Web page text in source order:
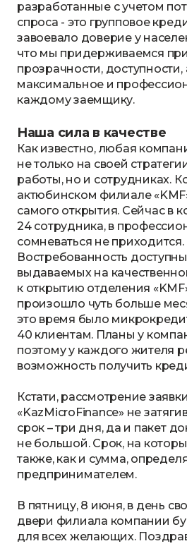
разработанные с учетом
спроса - это групповое
завоевало доверие у
что мы придерживаемся
прозрачности,
максимальное и
каждому заемщику.
Наша сила в качестве
Как известно, любая
не только на своей
работы, но и сотрудниках.
актюбинском филиале
самого открытия. Сейчас в
24 сотрудника, в
сомневаться не приходится.
Востребованность
выдаваемых на
к открытию отделения
произошло чуть больше
это время было
40 клиентам. Планы у
поэтому у каждого жителя
возможность получить
Кстати, рассмотрение
«KazMicroFinance» не
срок – три дня, да и пакет
не большой. Срок, на
также, как и сумма,
предпринимателем.
В пятницу, 8 июня, в день
двери филиала компании
для всех желающих.